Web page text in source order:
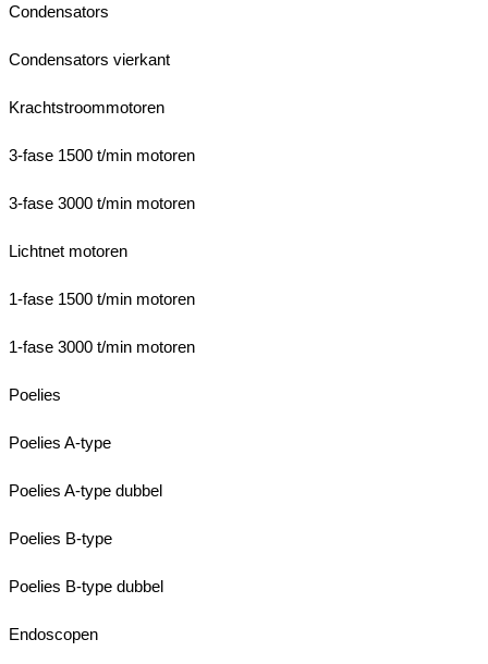
Condensators
Condensators vierkant
Krachtstroommotoren
3-fase 1500 t/min motoren
3-fase 3000 t/min motoren
Lichtnet motoren
1-fase 1500 t/min motoren
1-fase 3000 t/min motoren
Poelies
Poelies A-type
Poelies A-type dubbel
Poelies B-type
Poelies B-type dubbel
Endoscopen